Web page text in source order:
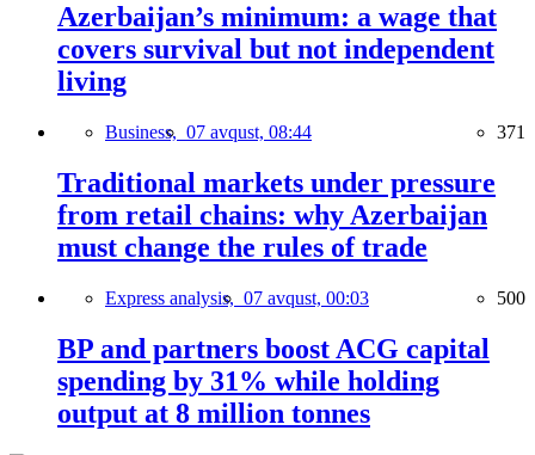
Azerbaijan’s minimum: a wage that
covers survival but not independent
living
Business, 07 avqust, 08:44 371
Traditional markets under pressure
from retail chains: why Azerbaijan
must change the rules of trade
Express analysis, 07 avqust, 00:03 500
BP and partners boost ACG capital
spending by 31% while holding
output at 8 million tonnes